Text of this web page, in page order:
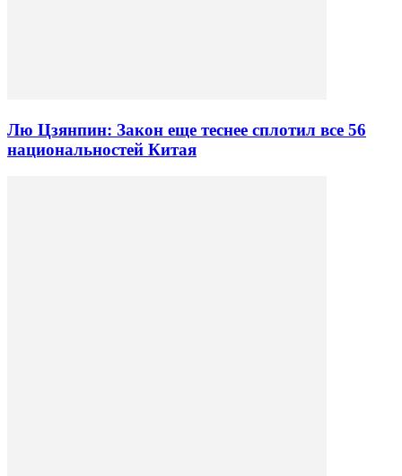
Лю Цзянпин: Закон еще теснее сплотил все 56
национальностей Китая